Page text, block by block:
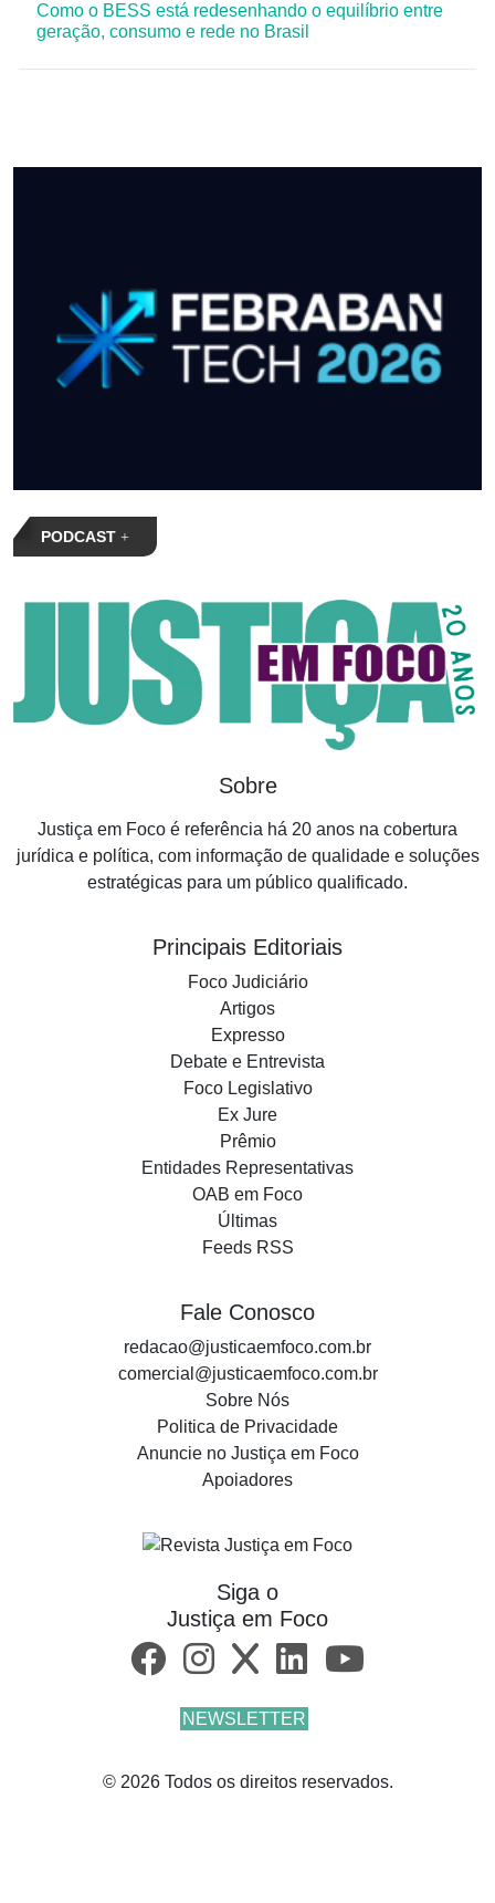
Como o BESS está redesenhando o equilíbrio entre
geração, consumo e rede no Brasil
PODCAST
Sobre
Justiça em Foco é referência há 20 anos na cobertura
jurídica e política, com informação de qualidade e soluções
estratégicas para um público qualificado.
Principais Editoriais
Foco Judiciário
Artigos
Expresso
Debate e Entrevista
Foco Legislativo
Ex Jure
Prêmio
Entidades Representativas
OAB em Foco
Últimas
Feeds RSS
Fale Conosco
redacao@justicaemfoco.com.br
comercial@justicaemfoco.com.br
Sobre Nós
Politica de Privacidade
Anuncie no Justiça em Foco
Apoiadores
Siga o
Justiça em Foco
NEWSLETTER
© 2026 Todos os direitos reservados.